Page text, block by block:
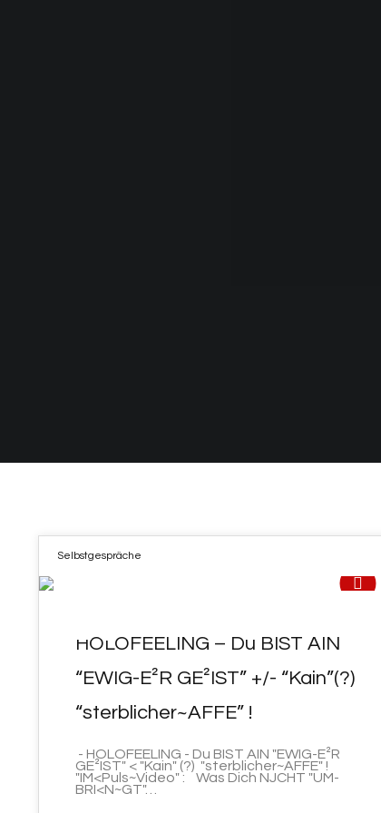
Selbstgespräche
16
MÄRZ 2022
HOLOFEELING – Du BIST AIN
“EWIG-E²R GE²IST” +/- “Kain”(?)
“sterblicher~AFFE” !
- HOLOFEELING - Du BIST AIN "EWIG-E²R
GE²IST" < "Kain" (?) "sterblicher~AFFE" !
"IM<Puls~Video" : Was Dich NJCHT "UM-
BRI<N~GT"…